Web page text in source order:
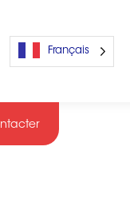
Français